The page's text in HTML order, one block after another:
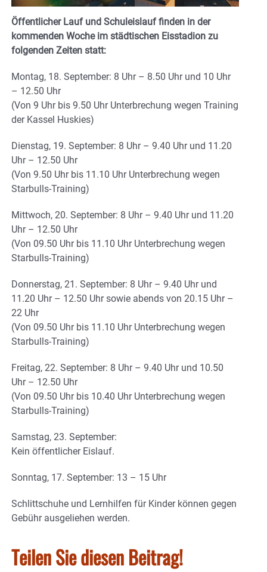
Öffentlicher Lauf und Schuleislauf finden in der
kommenden Woche im städtischen Eisstadion zu
folgenden Zeiten statt:
Montag, 18. September: 8 Uhr – 8.50 Uhr und 10 Uhr
– 12.50 Uhr
(Von 9 Uhr bis 9.50 Uhr Unterbrechung wegen Training
der Kassel Huskies)
Dienstag, 19. September: 8 Uhr – 9.40 Uhr und 11.20
Uhr – 12.50 Uhr
(Von 9.50 Uhr bis 11.10 Uhr Unterbrechung wegen
Starbulls-Training)
Mittwoch, 20. September: 8 Uhr – 9.40 Uhr und 11.20
Uhr – 12.50 Uhr
(Von 09.50 Uhr bis 11.10 Uhr Unterbrechung wegen
Starbulls-Training)
Donnerstag, 21. September: 8 Uhr – 9.40 Uhr und
11.20 Uhr – 12.50 Uhr sowie abends von 20.15 Uhr –
22 Uhr
(Von 09.50 Uhr bis 11.10 Uhr Unterbrechung wegen
Starbulls-Training)
Freitag, 22. September: 8 Uhr – 9.40 Uhr und 10.50
Uhr – 12.50 Uhr
(Von 09.50 Uhr bis 10.40 Uhr Unterbrechung wegen
Starbulls-Training)
Samstag, 23. September:
Kein öffentlicher Eislauf.
Sonntag, 17. September: 13 – 15 Uhr
Schlittschuhe und Lernhilfen für Kinder können gegen
Gebühr ausgeliehen werden.
Teilen Sie diesen Beitrag!